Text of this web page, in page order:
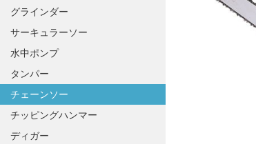
グラインダー
サーキュラーソー
水中ポンプ
タンパー
チェーンソー
チッピングハンマー
ディガー